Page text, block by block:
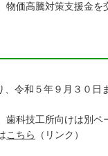
価高騰対策支援金を
令和５年９月３０日
科技工所向けは別ペ
こちら
（リンク）